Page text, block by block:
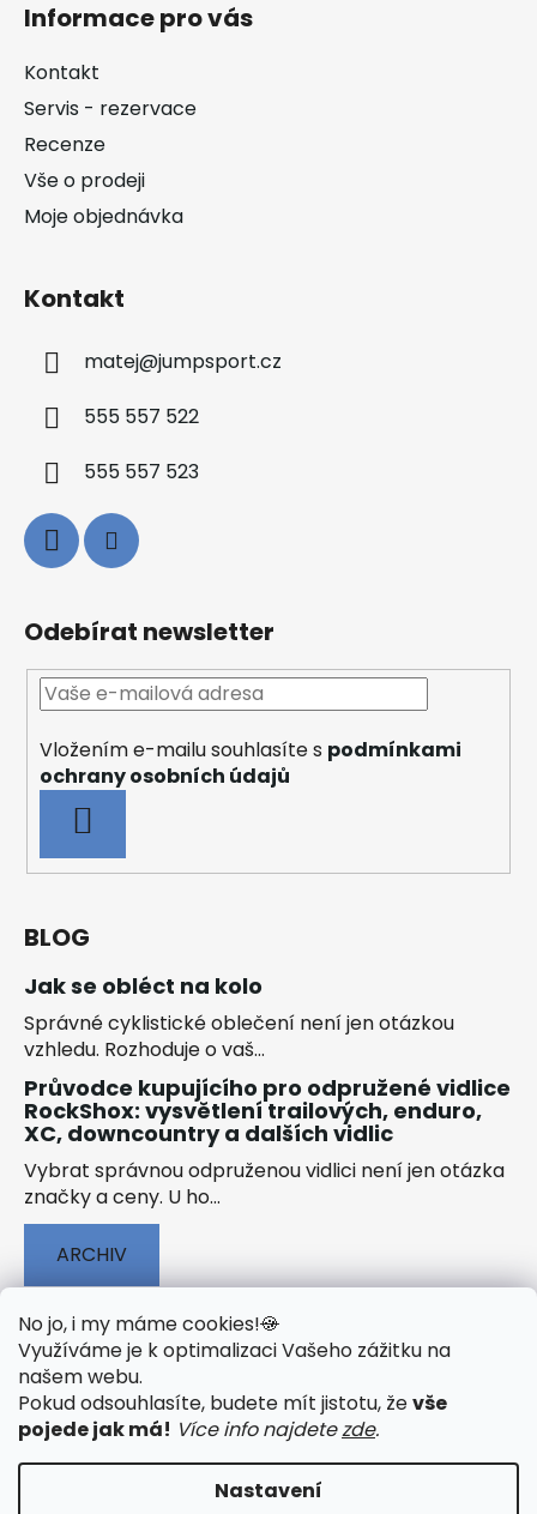
No jo, i my máme cookies!🍪
Využíváme je k optimalizaci Vašeho zážitku na
našem webu.
Pokud odsouhlasíte, budete mít jistotu, ževše
pojede jak má! Více info najdetezde.
Nastavení
Informace pro vás
Kontakt
Servis - rezervace
Recenze
Vše o prodeji
Moje objednávka
Kontakt
matej@jumpsport.cz
555 557 522
555 557 523
Odebírat newsletter
Vložením e-mailu souhlasíte s podmínkami
ochrany osobních údajů
SE
BLOG
Jak se obléct na kolo
Správné cyklistické oblečení není jen otázkou
vzhledu. Rozhoduje o vaš...
Průvodce kupujícího pro odpružené vidlice
RockShox: vysvětlení trailových, enduro,
XC, downcountry a dalších vidlic
Vybrat správnou odpruženou vidlici není jen otázka
značky a ceny. U ho...
ARCHIV
🟢 TECHNOLOGIE
🟢 O ELEKTROKOLECH
🟢 NÁVODY KE STAŽENÍ